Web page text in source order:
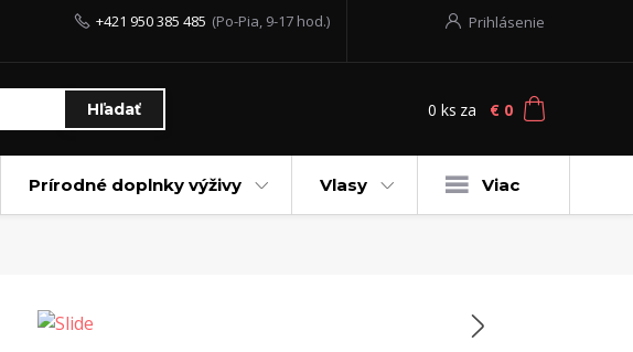
Prihlásenie
Hľadať
+421 950 385 485 (Po-Pia, 9-17 hod.)
0 ks za € 0
Prírodné doplnky výživy Vlasy Viac